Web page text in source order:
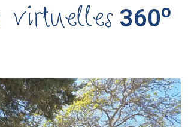
virtuelles 360ο